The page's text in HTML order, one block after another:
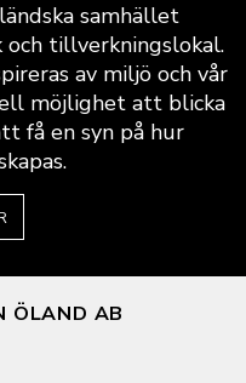
samhället
tillverkningslokal.
av miljö och vår
möjlighet att blicka
få en syn på hur
ÖLAND AB